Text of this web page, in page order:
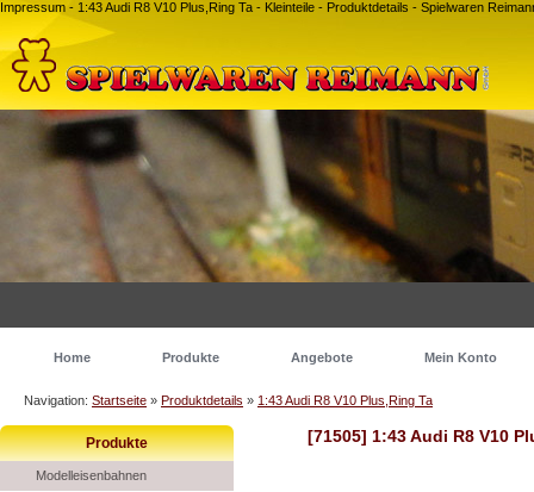
Impressum - 1:43 Audi R8 V10 Plus,Ring Ta - Kleinteile - Produktdetails - Spielwaren
Home Produkte Angebote Mein Konto
Navigation: Startseite » Produktdetails » 1:43 Audi R8 V10 Plus,Ring Ta
Produkte
Modelleisenbahnen
[71505] 1:43 Audi R8 V10